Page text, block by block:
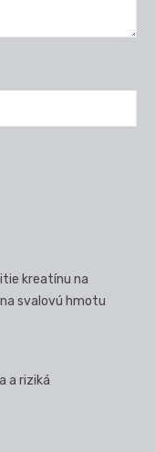
kreatínu na
svalovú hmotu
a riziká